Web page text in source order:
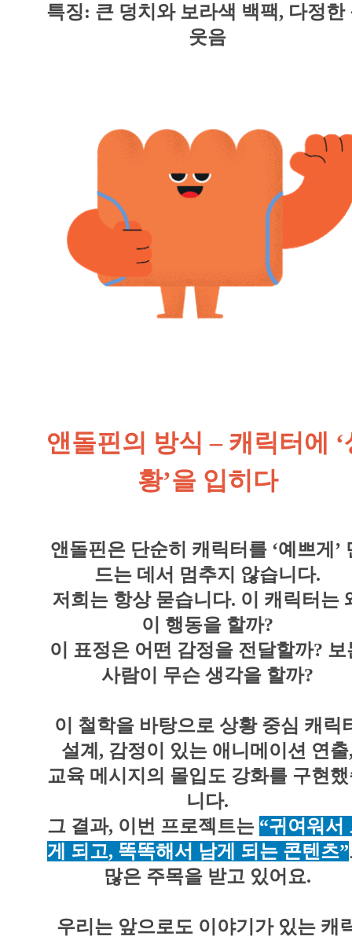
특징: 큰 덩치와 보라색 백팩, 다정한
웃음
앤돌핀의 방식 – 캐릭터에 ‘
황’을 입히다
앤돌핀은 단순히 캐릭터를 ‘예쁘게’
드는 데서 멈추지 않습니다.
저희는 항상 묻습니다. 이 캐릭터는
이 행동을 할까?
이 표정은 어떤 감정을 전달할까? 보
사람이 무슨 생각을 할까?
이 철학을 바탕으로 상황 중심 캐릭
설계, 감정이 있는 애니메이션 연출
교육 메시지의 몰입도 강화를 구현
니다.
그 결과, 이번 프로젝트는 “귀여워서
게 되고, 똑똑해서 남게 되는 콘텐츠”
많은 주목을 받고 있어요.
우리는 앞으로도 이야기가 있는 캐